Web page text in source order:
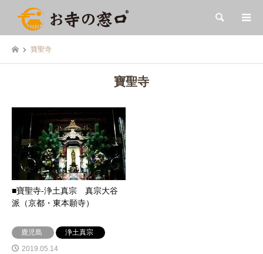
検索
寶聖寺
寶聖寺
■寶聖寺-浄土真宗 真宗大谷
派（京都・東本願寺）
鹿児島
浄土真宗
2019.05.14